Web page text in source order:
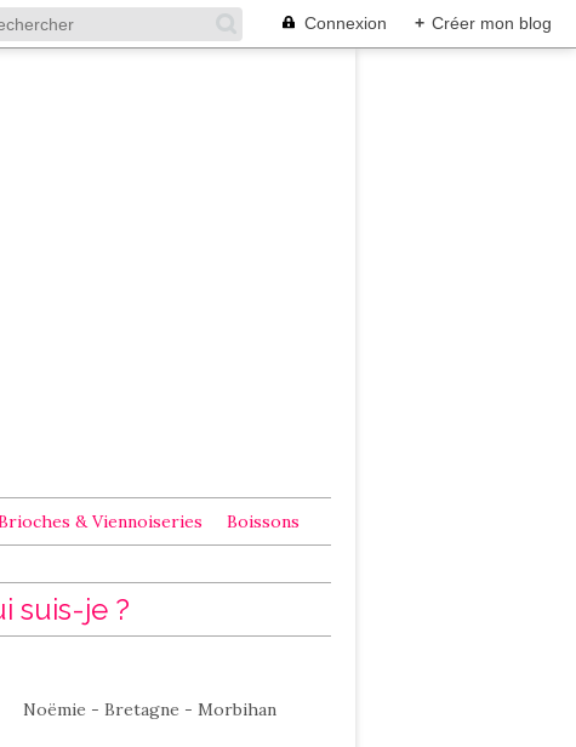
Connexion + Créer mon blog
& Viennoiseries Boissons
suis-je ?
Noëmie - Bretagne - Morbihan